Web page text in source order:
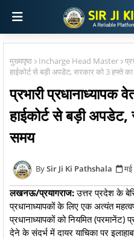
मुख्यपृष्ठ Incharge Head Master
हाईकोर्ट से बड़ी अपडेट, सरकार को 3 हफ्ते
प्रभारी प्रधानाध्यापक
हाईकोर्ट से बड़ी
समय
Sir Ji Ki Pathshala
लखनऊ/प्रयागराज:उत्तर प्रदेश के
प्रधानाध्यापकों के लिए एक अत्यंत
प्रधानाध्यापकों को नियमित
देने के संदर्भ में दायर याचिका पर